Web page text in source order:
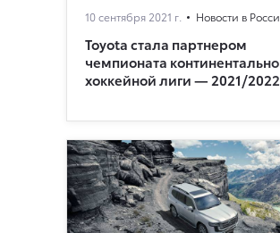
10 сентября 2021 г. Новости в
Toyota стала партнером
чемпионата
хоккейной лиги — 2021/2022